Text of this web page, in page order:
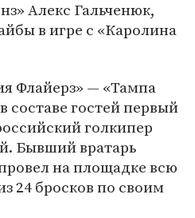
Алекс Гальченюк,
в игре с «Каролина
Флайерз» — «Тампа
составе гостей первый
голкипер
Бывший вратарь
на площадке всю
24 бросков по своим